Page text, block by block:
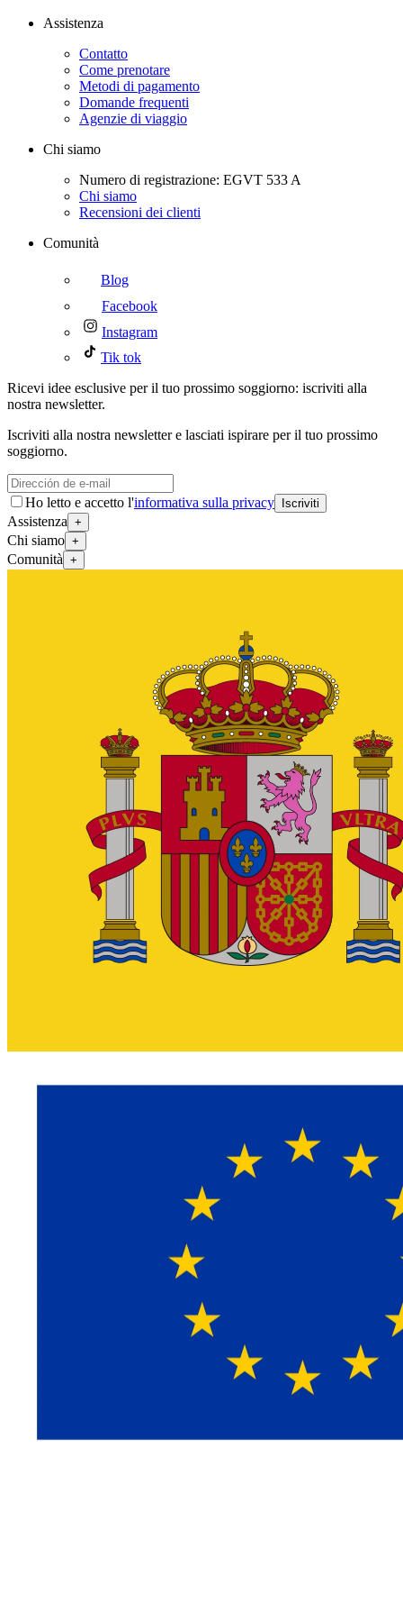
Assistenza
Contatto
Come prenotare
Metodi di pagamento
Domande frequenti
Agenzie di viaggio
Chi siamo
Numero di registrazione: EGVT 533 A
Chi siamo
Recensioni dei clienti
Comunità
Blog
Facebook
Instagram
Tik tok
Ricevi idee esclusive per il tuo prossimo soggiorno: iscriviti alla
nostra newsletter.
Iscriviti alla nostra newsletter e lasciati ispirare per il tuo prossimo
soggiorno.
Ho letto e accetto l'informativa sulla privacy Iscriviti
Assistenza +
Chi siamo +
Comunità +